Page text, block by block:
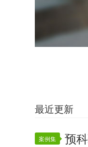
最近更新
案例集 预